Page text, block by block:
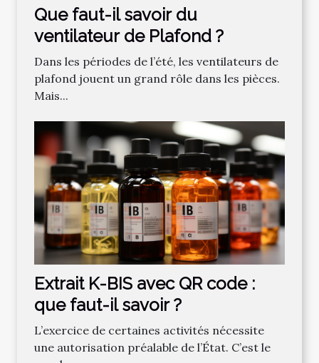
Que faut-il savoir du
ventilateur de Plafond ?
Dans les périodes de l’été, les ventilateurs de
plafond jouent un grand rôle dans les pièces.
Mais...
Extrait K-BIS avec QR code :
que faut-il savoir ?
L’exercice de certaines activités nécessite
une autorisation préalable de l’État. C’est le